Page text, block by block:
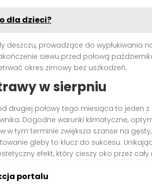
dla dzieci?
deszczu, prowadzące do wypłukiwania
siewu przed połową
okres zimowy bez uszkodzeń.
w sierpniu
drugiej połowy tego miesiąca to jeden
Dogodne warunki klimatyczne,
w tym terminie zwiększa szanse na
gleby to klucz do sukcesu.
efekt, który cieszy oko przez cały
portalu